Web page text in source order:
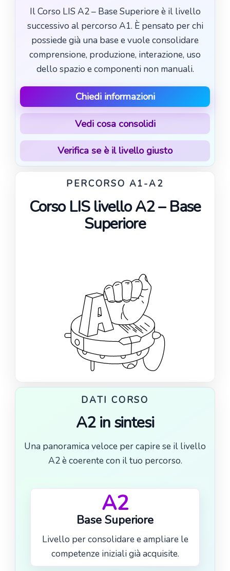
Il Corso LIS A2 – Base Superiore è il livello
successivo al percorso A1. È pensato per chi
possiede già una base e vuole consolidare
comprensione, produzione, interazione, uso
dello spazio e componenti non manuali.
Chiedi informazioni
Vedi cosa consolidi
Verifica se è il livello giusto
PERCORSO A1-A2
Corso LIS livello A2 – Base
Superiore
DATI CORSO
A2 in sintesi
Una panoramica veloce per capire se il livello
A2 è coerente con il tuo percorso.
A2
Base Superiore
Livello per consolidare e ampliare le
competenze iniziali già acquisite.